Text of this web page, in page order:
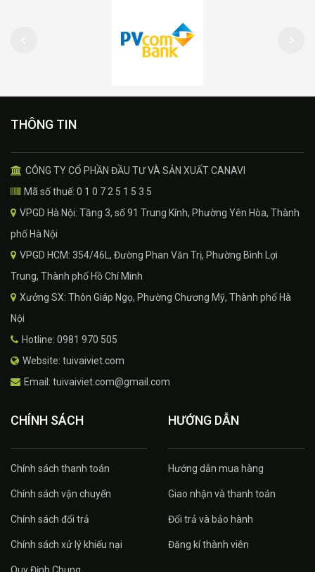
THÔNG TIN
CÔNG TY CỔ PHẦN ĐẦU TƯ VÀ SẢN XUẤT CANAVI
Mã số thuế: 0 1 0 7 2 5 1 5 3 5
VPGD Hà Nội: Tầng 3, số 91 Trung Kính, Phường Yên Hòa, Thành
phố Hà Nội
VPGD HCM: 354/46L, Đường Phan Văn Trị, Phường Bình Lợi
Trung, Thành phố Hồ Chí Minh
Xưởng SX: Thôn Giáp Ngọ, Phường Chương Mỹ, Thành phố Hà
Nội
Hotline: 0981 970 505
Website: tuivaiviet.com
Email: tuivaiviet.com@gmail.com
CHÍNH SÁCH
Chính sách thanh toán
Chính sách vận chuyển
Chính sách đổi trả
Chính sách xử lý khiếu nại
Quy Định Chung
HƯỚNG DẪN
Hướng dẫn mua hàng
Giao nhận và thanh toán
Đổi trả và bảo hành
Đăng kí thành viên